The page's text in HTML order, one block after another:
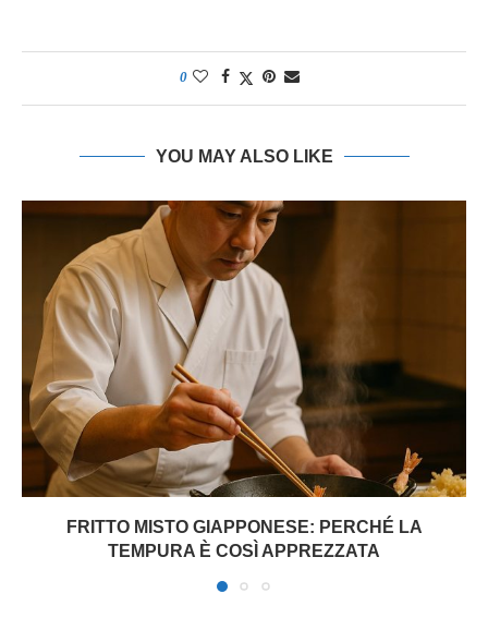
0
YOU MAY ALSO LIKE
FRITTO MISTO GIAPPONESE: PERCHÉ LA
TEMPURA È COSÌ APPREZZATA